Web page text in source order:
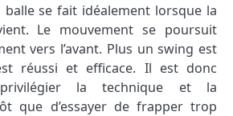
balle se fait idéalement lorsque la
Le mouvement se poursuit
vers l’avant. Plus un swing est
réussi et efficace. Il est donc
la technique et la
que d’essayer de frapper trop